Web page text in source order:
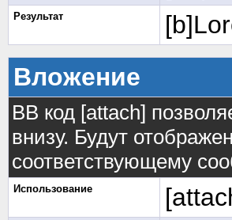
Результат
Вложение
BB код [attach]
внизу. Будут
соответствующему
Использование